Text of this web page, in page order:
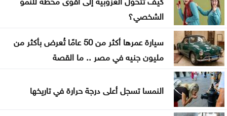
أسعار النفط تواصل ارتفاعها الجمعة
طقس صيفي عادي اليوم وارتفاع الأحد والاثنين
بعد أقوى صعود منذ فبراير .. إلى أين تتجه أسعار
الذهب؟
تهنئة لــ الدكتور القاضي بسام التلاهين
الشخصي؟
سيارة عمرها أكثر من 50 عامًا تُعرض بأكثر من
مليون جنيه في مصر .. ما القصة
النمسا تسجل أعلى درجة حرارة في تاريخها